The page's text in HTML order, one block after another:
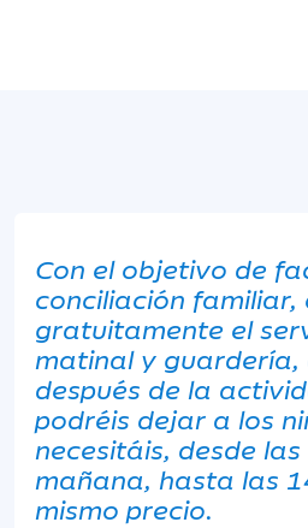
Con el objetivo de
conciliación familiar,
gratuitamente el
matinal y guardería,
después de la
podréis dejar a los
necesitáis, desde
mañana, hasta las
mismo precio.